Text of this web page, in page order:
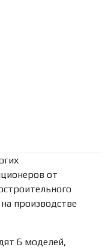
от
производстве
6 моделей,